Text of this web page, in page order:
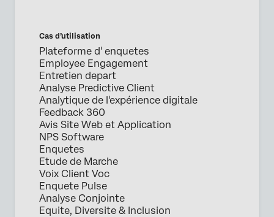
Cas d’utilisation
Plateforme d' enquetes
Employee Engagement
Entretien depart
Analyse Predictive Client
Analytique de l'expérience digitale
Feedback 360
Avis Site Web et Application
NPS Software
Enquetes
Etude de Marche
Voix Client Voc
Enquete Pulse
Analyse Conjointe
Equite, Diversite & Inclusion